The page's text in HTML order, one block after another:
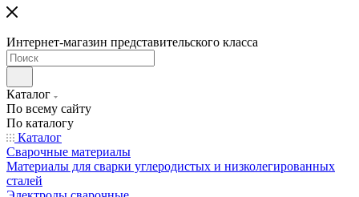
Интернет-магазин представительского класса
Каталог
По всему сайту
По каталогу
Каталог
Сварочные материалы
Материалы для сварки углеродистых и низколегированных
сталей